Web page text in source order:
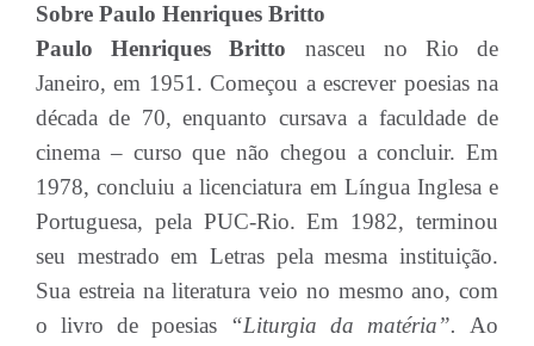
Sobre Paulo Henriques Britto
Paulo Henriques Britto nasceu no Rio de
Janeiro, em 1951. Começou a escrever poesias na
década de 70, enquanto cursava a faculdade de
cinema – curso que não chegou a concluir. Em
1978, concluiu a licenciatura em Língua Inglesa e
Portuguesa, pela PUC-Rio. Em 1982, terminou
seu mestrado em Letras pela mesma instituição.
Sua estreia na literatura veio no mesmo ano, com
o livro de poesias “Liturgia da matéria”. Ao